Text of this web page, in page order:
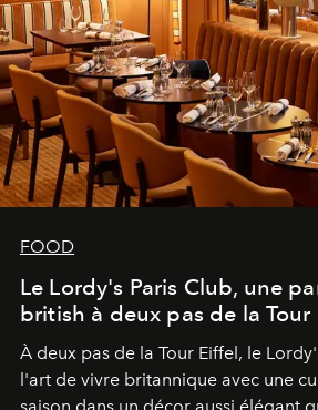
FOOD
Le Lordy's Paris Club, une
british à deux pas de la Tour
À deux pas de la Tour Eiffel, le
l'art de vivre britannique avec une